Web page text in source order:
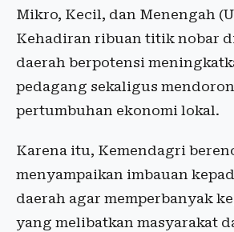
Mikro, Kecil, dan Menengah
Kehadiran ribuan titik nobar
daerah berpotensi
pedagang sekaligus
pertumbuhan ekonomi lokal.
Karena itu, Kemendagri
menyampaikan imbauan
daerah agar memperbanyak
yang melibatkan masyarakat